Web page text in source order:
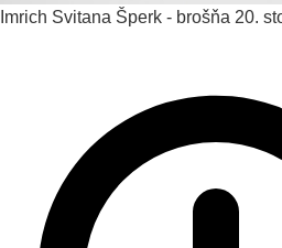
Imrich Svitana Šperk - brošňa 20.